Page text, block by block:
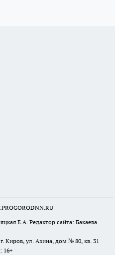
Е.А. Редактор сайта: Бакаева
Киров, ул. Азина, дом № 80, кв. 31
16+